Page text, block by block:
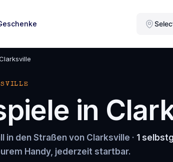
in
in den Straßen von Clarksville · 1
Handy, jederzeit startbar.